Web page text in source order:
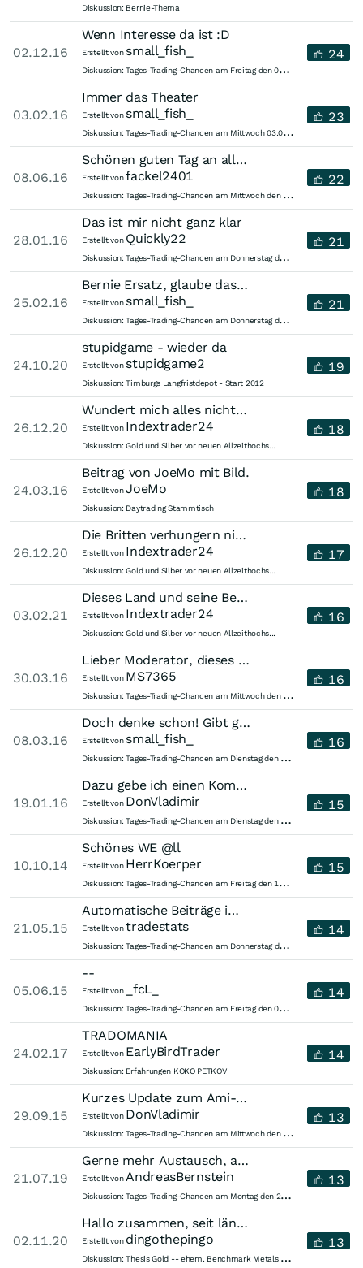
Diskussion: Bernie-Thema
02.12.16
Wenn Interesse da ist :D
Erstellt von small_fish_
Diskussion: T
ages-Trading-Chancen am Freitag den 02.12.2016
24
03.02.16
Immer das Theater
Erstellt von small_fish_
Diskussion: T
ages-Trading-Chancen am Mittwoch 03.02.2016
23
08.06.16
Schönen guten Tag an alle! Lese hier regelmässig mit und bin immer wieder...
Erstellt vonfackel2401
Diskussion: T
ages-Trading-Chancen am Mittwoch den 08.06.2016
22
28.01.16
Das ist mir nicht ganz klar
Erstellt von Quickly22
Diskussion: T
ages-Trading-Chancen am Donnerstag den 28.01.2016
21
25.02.16
Bernie Ersatz, glaube das ist nicht möglich!
Erstellt von small_fish_
Diskussion: T
ages-Trading-Chancen am Donnerstag den 25.02.2016
21
24.10.20
stupidgame - wieder da
Erstellt von stupidgame2
Diskussion:Timburgs Langfristdepot - Start 2012
19
26.12.20
Wundert mich alles nicht bei dem Personal in der Politik. Hohn und Spott...
Erstellt von Indextrader24
Diskussion:Gold und Silber vor neuen Allzeithochs...
18
24.03.16
Beitrag von JoeMo mit Bild.
Erstellt vonJoeMo
Diskussion: Daytrading Stammtisch
18
26.12.20
Die Britten verhungern nicht. Wenn einer verhungert dann sind es zuerst...
Erstellt von Indextrader24
Diskussion:Gold und Silber vor neuen Allzeithochs...
17
03.02.21
Dieses Land und seine Bevölkerung werden durch eine sozialistisch kommunistische...
Erstellt von Indextrader24
Diskussion:Gold und Silber vor neuen Allzeithochs...
16
30.03.16
Lieber Moderator, dieses Forum hat eine tolle Qualität und das sicher...
Erstellt von MS7365
Diskussion: T
ages-Trading-Chancen am Mittwoch den 30.03.2016
16
08.03.16
Doch denke schon! Gibt genug die das besser können...
Erstellt von small_fish_
Diskussion: T
ages-Trading-Chancen am Dienstag den 08.03.2016
16
19.01.16
Dazu gebe ich einen Kommentar ab! - Und einen Daumen!
Erstellt von DonVladimir
Diskussion: T
ages-Trading-Chancen am Dienstag den 19.01.2016
15
10.10.14
Schönes WE @ll
Erstellt von HerrKoerper
Diskussion: T
ages-Trading-Chancen am Freitag den 10.10.2014
15
21.05.15
Automatische Beiträge im TagesTradingChancen
Erstellt vontradestats
Diskussion: T
ages-Trading-Chancen am Donnerstag den 21.05.2015
14
05.06.15
--
Erstellt von _fcL_
Diskussion: T
ages-Trading-Chancen am Freitag den 05.06.2015
14
24.02.17
TRADOMANIA
Erstellt von EarlyBirdTrader
Diskussion: Erfahrungen KOKO PETKOV
14
29.09.15
Kurzes Update zum Ami-Markt
Erstellt von DonVladimir
Diskussion: T
ages-Trading-Chancen am Mittwoch den 30.09.2015
13
21.07.19
Gerne mehr Austausch, aber dann konstruktiv
Erstellt vonAndreasBernstein
Diskussion: T
ages-Trading-Chancen am Montag den 22.07.2019
13
02.11.20
Hallo zusammen, seit längerem bin auch ich in BNCH investiert, habe...
Erstellt von dingothepingo
Diskussion: T
hesis Gold -- ehem. Benchmark Metals -- ehem. Crystal Exploration
13